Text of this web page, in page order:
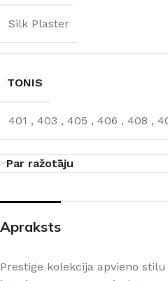
Silk Plaster
TONIS
401 , 403 , 405 , 406 , 408 ,
Par ražotāju
Apraksts
Prestige kolekcija apvieno